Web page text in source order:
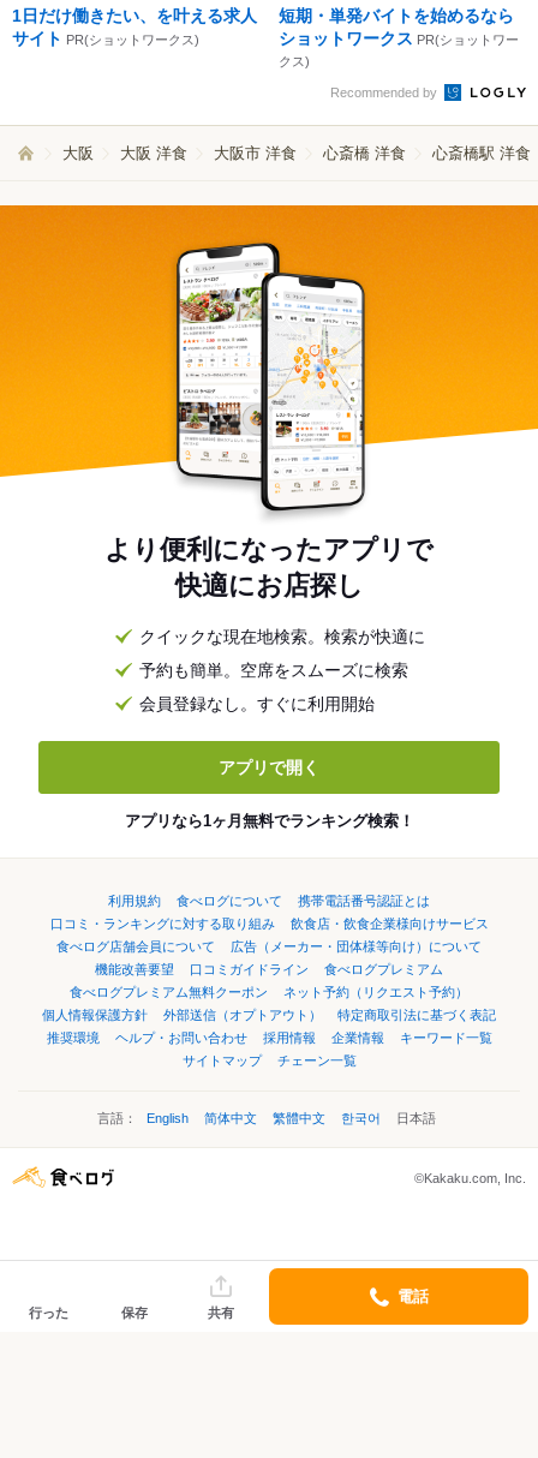
1日だけ働きたい、を叶える求人
サイト PR(ショットワークス)
短期・単発バイトを始めるなら
ショットワークス PR(ショットワー
クス)
Recommended by
大阪 大阪 洋食 大阪市 洋食 心斎橋 洋食 心斎橋駅 洋食
より便利になったアプリで
快適にお店探し
クイックな現在地検索。検索が快適に
予約も簡単。空席をスムーズに検索
会員登録なし。すぐに利用開始
アプリで開く
アプリなら1ヶ月無料でランキング検索！
利用規約 食べログについて
携帯電話番号認証とは
口コミ・ランキングに対する取り組み
飲食店・飲食企業様向けサービス
食べログ店舗会員について
広告（メーカー・団体様等向け）について
機能改善要望
口コミガイドライン
食べログプレミアム
食べログプレミアム無料クーポン
ネット予約（リクエスト予約）
個人情報保護方針
外部送信（オプトアウト）
特定商取引法に基づく表記
推奨環境
ヘルプ・お問い合わせ 採用情報 企業情報
キーワード一覧
サイトマップ
チェーン一覧
言語： English 简体中文 繁體中文 한국어 日本語
©Kakaku.com, Inc.
行った 保存 共有
電話